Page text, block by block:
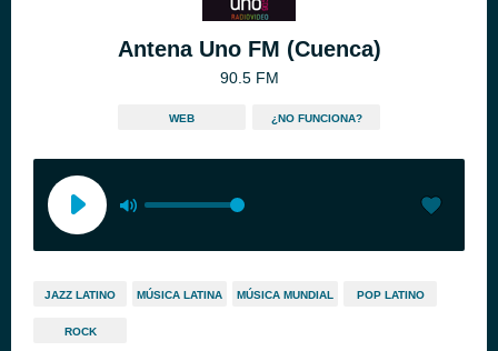
Antena Uno FM (Cuenca)
90.5 FM
WEB ¿NO FUNCIONA?
JAZZ LATINO MÚSICA LATINA MÚSICA MUNDIAL POP LATINO
ROCK